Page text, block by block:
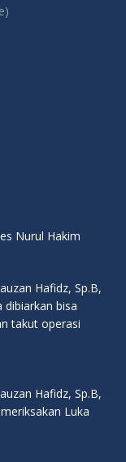
Nurul Hakim
Hafidz, Sp.B,
dibiarkan bisa
takut operasi
Hafidz, Sp.B,
Luka